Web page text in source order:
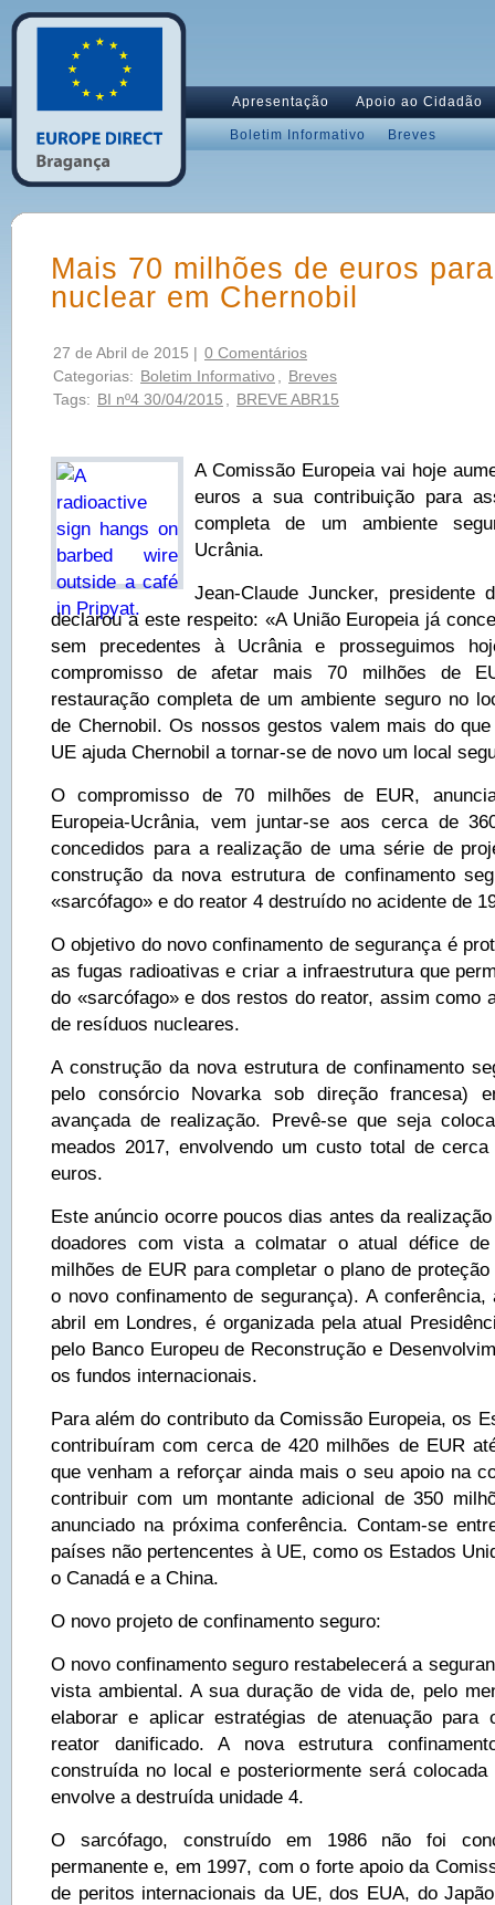
Apresentação Apoio ao Cidadão
Boletim Informativo Breves
Mais 70 milhões de euros
nuclear em Chernobil
27 de Abril de 2015 | 0 Comentários
Categorias: Boletim Informativo
Breves
Tags: BI nº4 30/04/2015 BREVE ABR15
A Comissão Europeia vai hoje
euros a sua contribuição para
completa de um ambiente
Ucrânia.
Jean-Claude Juncker, presidente
declarou a este respeito: «A União Europeia já
sem precedentes à Ucrânia e prosseguimos
compromisso de afetar mais 70 milhões de
restauração completa de um ambiente seguro no
de Chernobil. Os nossos gestos valem mais do
UE ajuda Chernobil a tornar-se de novo um local
O compromisso de 70 milhões de EUR,
Europeia-Ucrânia, vem juntar-se aos cerca de
concedidos para a realização de uma série de
construção da nova estrutura de confinamento
«sarcófago» e do reator 4 destruído no acidente de
O objetivo do novo confinamento de segurança é
as fugas radioativas e criar a infraestrutura que
do «sarcófago» e dos restos do reator, assim como
de resíduos nucleares.
A construção da nova estrutura de confinamento
pelo consórcio Novarka sob direção francesa)
avançada de realização. Prevê-se que seja
meados 2017, envolvendo um custo total de
euros.
Este anúncio ocorre poucos dias antes da
doadores com vista a colmatar o atual défice de
milhões de EUR para completar o plano de
o novo confinamento de segurança). A
abril em Londres, é organizada pela atual
pelo Banco Europeu de Reconstrução e
os fundos internacionais.
Para além do contributo da Comissão Europeia, os
contribuíram com cerca de 420 milhões de EUR
que venham a reforçar ainda mais o seu apoio na
contribuir com um montante adicional de 350
anunciado na próxima conferência. Contam-se
países não pertencentes à UE, como os Estados
o Canadá e a China.
O novo projeto de confinamento seguro:
O novo confinamento seguro restabelecerá a
vista ambiental. A sua duração de vida de, pelo
elaborar e aplicar estratégias de atenuação para
reator danificado. A nova estrutura
construída no local e posteriormente será
envolve a destruída unidade 4.
O sarcófago, construído em 1986 não foi
permanente e, em 1997, com o forte apoio da
de peritos internacionais da UE, dos EUA, do